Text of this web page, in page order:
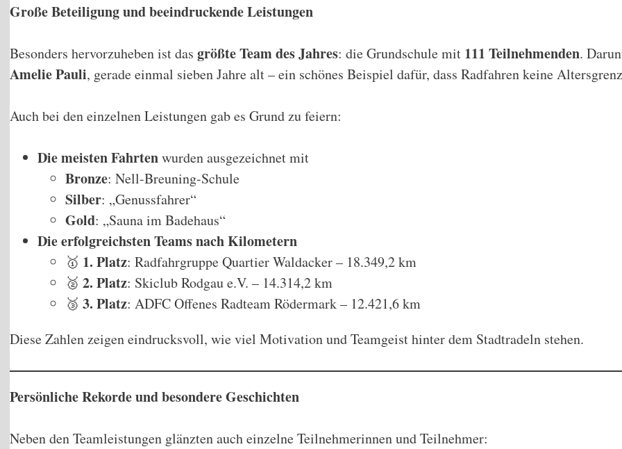
Große Beteiligung und beeindruckende Leistungen
Besonders hervorzuheben ist das größte Team des Jahres: die Grundschule mit 111 Teilnehmenden.
Amelie Pauli, gerade einmal sieben Jahre alt – ein schönes Beispiel dafür, dass Radfahren keine
Auch bei den einzelnen Leistungen gab es Grund zu feiern:
Die meisten Fahrtenwurden ausgezeichnet mit
Bronze: Nell-Breuning-Schule
Silber: „Genussfahrer“
Gold: „Sauna im Badehaus“
Die erfolgreichsten Teams nach Kilometern
🥇 1. Platz: Radfahrgruppe Quartier Waldacker – 18.349,2 km
🥈 2. Platz: Skiclub Rodgau e.V. – 14.314,2 km
🥉 3. Platz: ADFC Offenes Radteam Rödermark – 12.421,6 km
Diese Zahlen zeigen eindrucksvoll, wie viel Motivation und Teamgeist hinter dem Stadtradeln stehen.
Persönliche Rekorde und besondere Geschichten
Neben den Teamleistungen glänzten auch einzelne Teilnehmerinnen und Teilnehmer: